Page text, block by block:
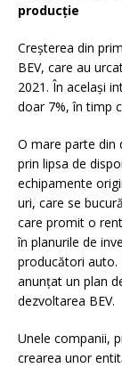
producție
Creșterea din
BEV, care au
2021. În același
doar 7%, în timp
O mare parte din
prin lipsa de
echipamente
uri, care se
care promit o
în planurile de
producători auto.
anunțat un plan
dezvoltarea BEV.
Unele companii,
crearea unor